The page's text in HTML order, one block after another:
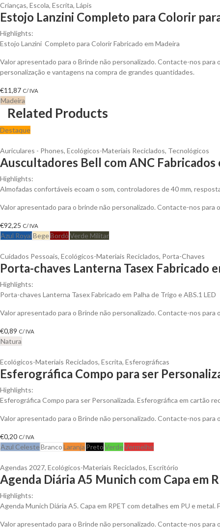
Crianças, Escola, Escrita, Lápis
Estojo Lanzini Completo para Colorir
Highlights:
Estojo Lanzini Completo para Colorir Fabricado em Madeira
Valor apresentado para o Brinde não personalizado. Contacte-nos para
personalização e vantagens na compra de grandes quantidades.
€11,87 C/ IVA
Madeira
Related Products
Destaque
Auriculares - Phones, Ecológicos-Materiais Reciclados, Tecnológicos
Auscultadores Bell com ANC
Highlights:
Almofadas confortáveis ecoam o som, controladores de 40 mm,
Valor apresentado para o brinde não personalizado. Contacte-nos
€92,25 C/ IVA
Azul RoyalBegeBordôVerde Militar
Cuidados Pessoais, Ecológicos-Materiais Reciclados, Porta-Chaves
Porta-chaves Lanterna Tasex Fabricado
Highlights:
Porta-chaves Lanterna Tasex Fabricado em Palha de Trigo e ABS.1 LED
Valor apresentado para o Brinde não personalizado. Contacte-nos
€0,89 C/ IVA
Natura
Ecológicos-Materiais Reciclados, Escrita, Esferográficas
Esferográfica Compo para ser
Highlights:
Esferográfica Compo para ser Personalizada. Esferográfica em cartão
Valor apresentado para o Brinde não personalizado. Contacte-nos
€0,20 C/ IVA
Azul CelesteBrancoLaranja PretoVerdeVermelho
Agendas 2027, Ecológicos-Materiais Reciclados, Escritório
Agenda Diária A5 Munich com Capa em
Highlights:
Agenda Munich Diária A5. Capa em RPET com detalhes em PU e metal.
Valor apresentado para o Brinde não personalizado. Contacte-nos